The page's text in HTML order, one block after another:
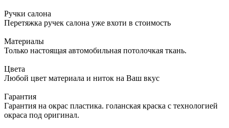
Ручки салона
Перетяжка ручек салона уже вхоти в стоимость
Материалы
Только настоящая автомобильная потолочкая ткань.
Цвета
Любой цвет материала и ниток на Ваш вкус
Гарантия
Гарантия на окрас пластика. голанская краска с технологией
окраса под оригинал.